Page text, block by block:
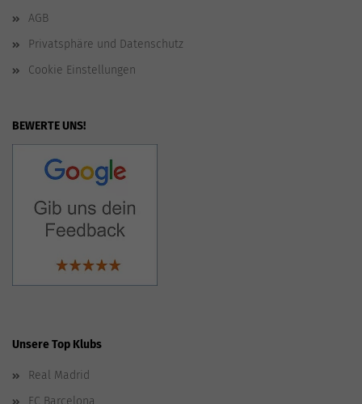
AGB
Privatsphäre und Datenschutz
Cookie Einstellungen
BEWERTE UNS!
Unsere Top Klubs
Real Madrid
FC Barcelona